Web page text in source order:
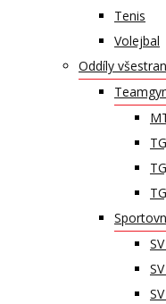
Tenis
Volejbal
Oddíly